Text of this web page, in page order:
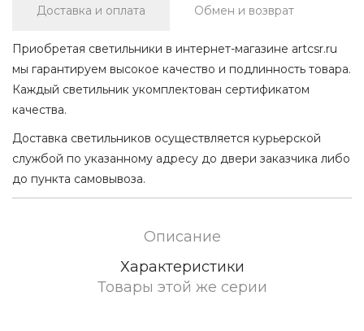
Доставка и оплата Обмен и возврат
Приобретая светильники в интернет-магазине artcsr.ru
мы гарантируем высокое качество и подлинность товара.
Каждый светильник укомплектован сертификатом
качества.
Доставка светильников осуществляется курьерской
службой по указанному адресу до двери заказчика либо
до пункта самовывоза.
Описание
Характеристики
Товары этой же серии